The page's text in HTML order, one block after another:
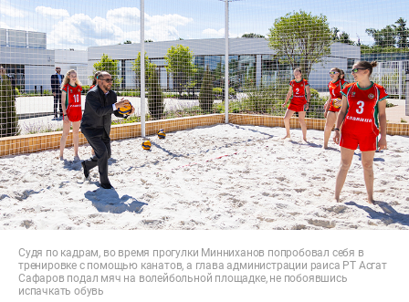
Судя по кадрам, во время прогулки Минниханов попробовал себя в
тренировке с помощью канатов, а глава администрации раиса РТ Асгат
Сафаров подал мяч на волейбольной площадке, не побоявшись
испачкать обувь